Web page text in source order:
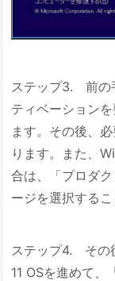
ステップ3. 前の
ティベーション
ます。その後、
ります。また、
合は、「プロダ
ージを選択するこ
ステップ4. その
11 OSを進めて、